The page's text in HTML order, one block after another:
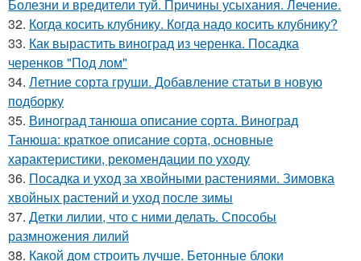
Болезни и вредители туй. Причины усыхания. Лечение.
32. Когда косить клубнику. Когда надо косить клубнику?
33. Как вырастить виноград из черенка. Посадка
черенков "Под лом"
34. Летние сорта груши. Добавление статьи в новую
подборку
35. Виноград танюша описание сорта. Виноград
Танюша: краткое описание сорта, основные
характеристики, рекомендации по уходу
36. Посадка и уход за хвойными растениями. Зимовка
хвойных растений и уход после зимы
37. Детки лилии, что с ними делать. Способы
размножения лилий
38. Какой дом строить лучше. Бетонные блоки